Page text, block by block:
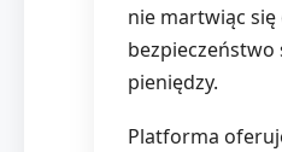
nie martwiąc się
bezpieczeństwo
pieniędzy.
Platforma